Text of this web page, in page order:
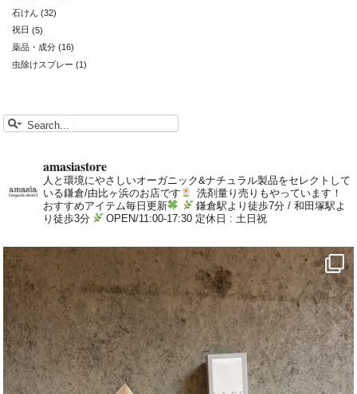
石けん (32)
祝日 (5)
薬品・成分 (16)
虫除けスプレー (1)
amasiastore
人と環境にやさしいオーガニック&ナチュラル製品をセレクトして
いる鎌倉/由比ヶ浜のお店です
洗剤量り売りもやっています！
おすすめアイテム毎日更新
鎌倉駅より徒歩7分 / 和田塚駅よ
り徒歩3分
OPEN/11:00-17:30 定休日 : 土日祝